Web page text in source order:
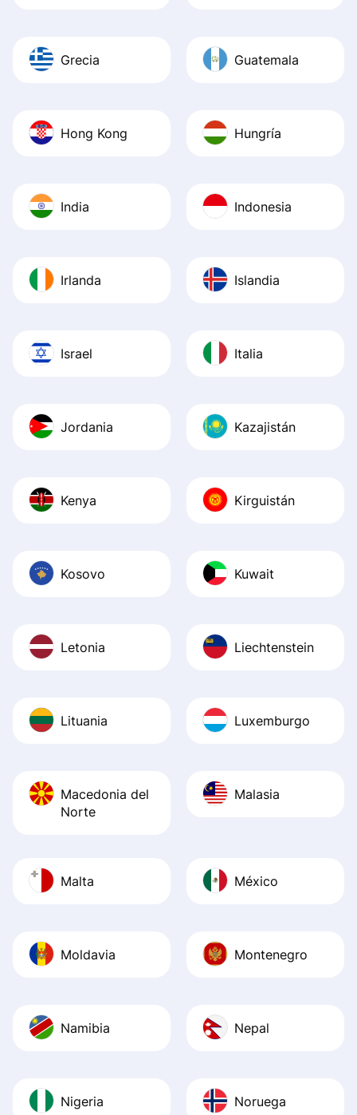
Grecia Guatemala
Hong Kong Hungría
India Indonesia
Irlanda Islandia
Israel Italia
Jordania Kazajistán
Kenya Kirguistán
Kosovo Kuwait
Letonia Liechtenstein
Lituania Luxemburgo
Macedonia del
Norte
Malasia
Malta México
Moldavia Montenegro
Namibia Nepal
Nigeria Noruega